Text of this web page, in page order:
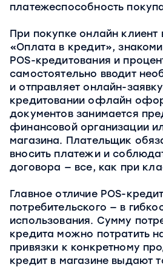
платежеспособность
При покупке онлайн
«Оплата в кредит»,
POS-кредитования и
самостоятельно вводит
и отправляет онлайн-
кредитовании офлайн
документов занимается
финансовой организации
магазина. Плательщик
вносить платежи и
договора — все, как при
Главное отличие POS-
потребительского — в
использования. Сумму
кредита можно потратить
привязки к конкретному
кредит в магазине выдают